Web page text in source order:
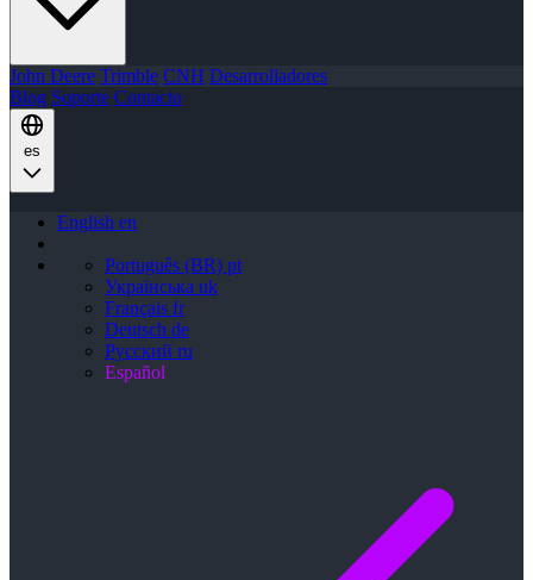
John Deere Trimble CNH Desarrolladores
Blog Soporte Contacto
es
English en
Português (BR) pt
Українська uk
Français fr
Deutsch de
Русский ru
Español